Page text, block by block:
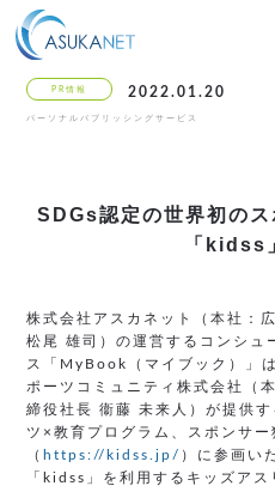
PR情報 2022.01.20
パーソナルパブリッシングサービス
SDGs認定の世界初の
「kidss
株式会社アスカネット（本社：
松尾 雄司）の運営するコンシュ
ス「MyBook（マイブック）」
ポーツコミュニティ株式会社（
締役社長 衞藤 未来人）が提供
ツ×教育プログラム、スポンサ
（ https://kidss.jp/ ）に参画い
「kidss」を利用するキッズア